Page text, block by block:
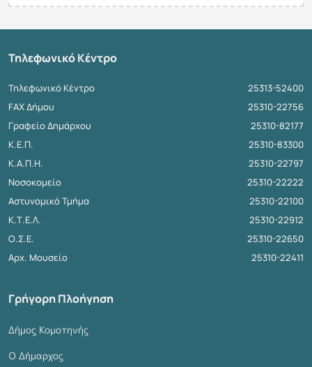
Τηλεφωνικό Κέντρο
Τηλεφωνικό Κέντρο
25313-52400
FAX Δήμου
25310-22756
Γραφείο Δημάρχου
25310-82177
Κ.Ε.Π.
25310-83300
Κ.Α.Π.Η.
25310-22797
Νοσοκομείο
25310-22222
Αστυνομικό Τμήμα
25310-22100
Κ.Τ.Ε.Λ.
25310-22912
Ο.Σ.Ε.
25310-22650
Αρχ. Μουσείο
25310-22411
Γρήγορη Πλοήγηση
Δήμος Κομοτηνής
Ο Δήμαρχος